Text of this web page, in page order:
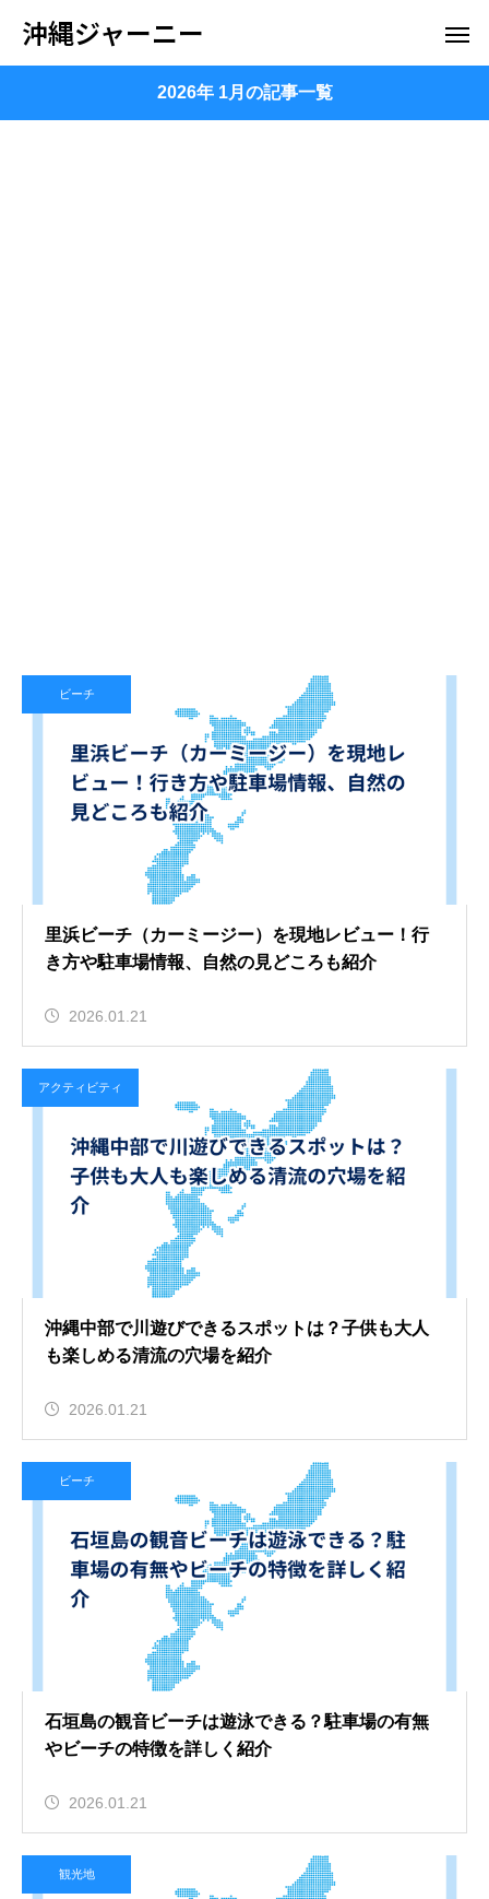
沖縄ジャーニー
2026年 1月の記事一覧
ビーチ
里浜ビーチ（カーミージー）を現地レビュー！行
き方や駐車場情報、自然の見どころも紹介
2026.01.21
アクティビティ
沖縄中部で川遊びできるスポットは？子供も大人
も楽しめる清流の穴場を紹介
2026.01.21
ビーチ
石垣島の観音ビーチは遊泳できる？駐車場の有無
やビーチの特徴を詳しく紹介
2026.01.21
観光地